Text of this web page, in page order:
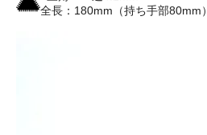
全長：180mm（持ち手部80mm）